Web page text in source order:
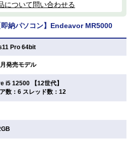
について問い合わせる
納パソコン】Endeavor MR5000
Pro 64bit
発売モデル
i5 12500 【12世代】
数：6 スレッド数：12